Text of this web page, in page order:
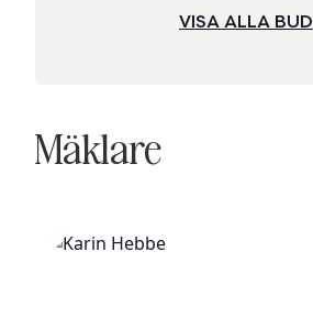
VISA ALLA BUD
Mäklare